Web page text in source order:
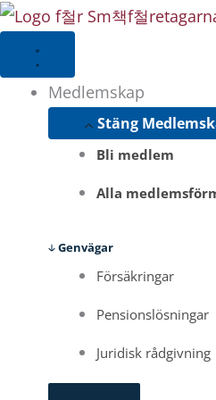
Hoppa
innehåll
Medlemskap
Stäng
Bli medlem
Alla
Genvägar
Försäkringar
Pensionslösningar
Juridisk rådgivning